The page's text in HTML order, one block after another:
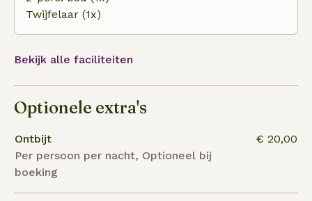
Twijfelaar (1x)
Bekijk alle faciliteiten
Optionele extra's
Ontbijt
Per persoon per nacht, Optioneel bij
boeking
€ 20,00